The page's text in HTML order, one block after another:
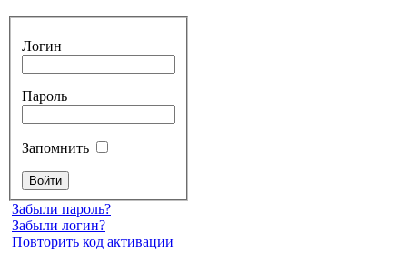
Логин
Пароль
Запомнить
Забыли пароль?
Забыли логин?
Повторить код активации